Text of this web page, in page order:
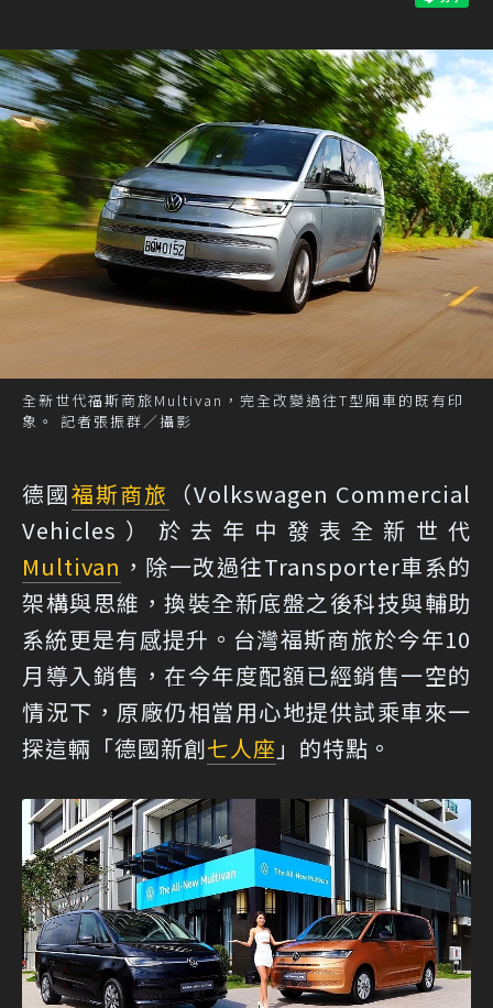
全新世代福斯商旅Multivan，完全改變過往T型廂車的既有印
象。 記者張振群／攝影
德國福斯商旅
（Volkswagen Commercial
Vehicles）於去年中發表全新世代
Multivan ，除一改過往Transporter車系的
架構與思維，換裝全新底盤之後科技與輔助
系統更是有感提升。台灣福斯商旅於今年10
月導入銷售，在今年度配額已經銷售一空的
情況下，原廠仍相當用心地提供試乘車來一
探這輛「德國新創七人座 」的特點。